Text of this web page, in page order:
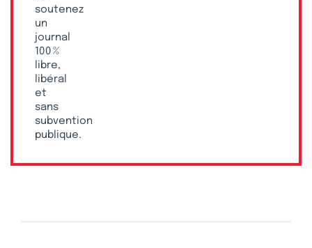
soutenez
un
journal
100 %
libre,
libéral
et
sans
subvention
publique.